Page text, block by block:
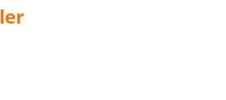
yazarı olarak anıldı.
yönelerek Kristal
kaleme alır.